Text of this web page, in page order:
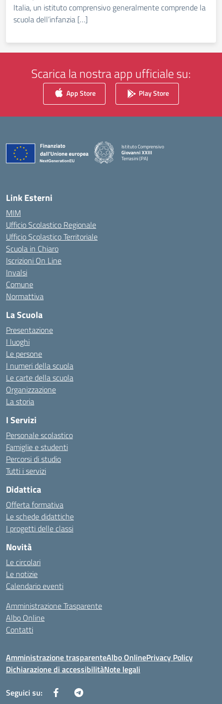
Italia, un istituto comprensivo generalmente comprende la
scuola dell’infanzia […]
Scarica la nostra app ufficiale su:
App Store Play Store
Istituto Comprensivo
Giovanni XXIII
Terrasini (PA)
Link Esterni
MIM
Ufficio Scolastico Regionale
Ufficio Scolastico Territoriale
Scuola in Chiaro
Iscrizioni On Line
Invalsi
Comune
Normattiva
La Scuola
Presentazione
I luoghi
Le persone
I numeri della scuola
Le carte della scuola
Organizzazione
La storia
I Servizi
Personale scolastico
Famiglie e studenti
Percorsi di studio
Tutti i servizi
Didattica
Offerta formativa
Le schede didattiche
I progetti delle classi
Novità
Le circolari
Le notizie
Calendario eventi
Amministrazione Trasparente
Albo Online
Contatti
Amministrazione trasparenteAlbo OnlinePrivacy Policy
Dichiarazione di accessibilitàNote legali
Seguici su: